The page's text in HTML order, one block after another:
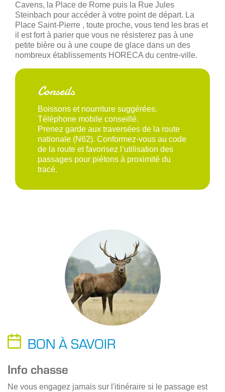
Cavens, la Place de Rome puis la Rue Jules
Steinbach pour accéder à votre point de départ. La
Place Saint-Pierre , toute proche, vous tend les bras et
il est fort à parier que vous ne résisterez pas à une
petite bière ou à une coupe de glace dans un des
nombreux établissements HORECA du centre-ville.
Conseils
Boissons et nourriture suggérées.
Téléphone mobile conseillé.
Prenez garde aux traversées de la route
nationale (N62). Conformez-vous au code
de la route et favorisez l’utilisation des
passages pour piétons à proximité du
tracé.
BON À SAVOIR
Info chasse
Ne vous engagez jamais sur l'itinéraire si le passage est